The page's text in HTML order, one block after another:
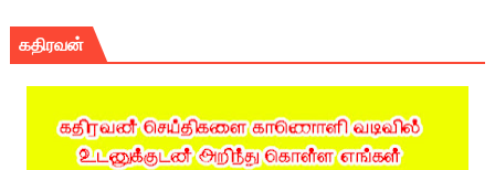
கதிரவன்